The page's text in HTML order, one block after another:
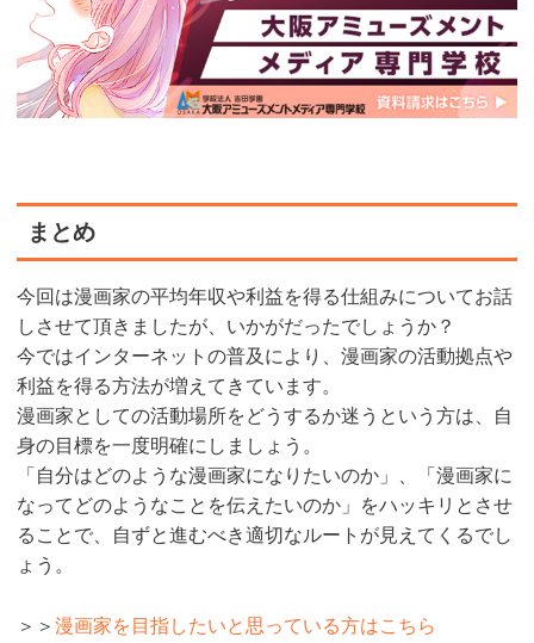
まとめ
今回は漫画家の平均年収や利益を得る仕組みについてお話
しさせて頂きましたが、いかがだったでしょうか？
今ではインターネットの普及により、漫画家の活動拠点や
利益を得る方法が増えてきています。
漫画家としての活動場所をどうするか迷うという方は、自
身の目標を一度明確にしましょう。
「自分はどのような漫画家になりたいのか」、「漫画家に
なってどのようなことを伝えたいのか」をハッキリとさせ
ることで、自ずと進むべき適切なルートが見えてくるでし
ょう。
＞＞漫画家を目指したいと思っている方はこちら